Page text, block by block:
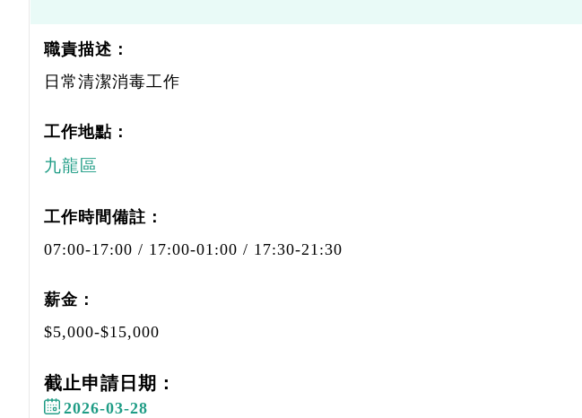
職責描述：
日常清潔消毒工作
工作地點：
九龍區
工作時間備註：
07:00-17:00 / 17:00-01:00 / 17:30-21:30
薪金：
$5,000-$15,000
截止申請日期：
2026-03-28